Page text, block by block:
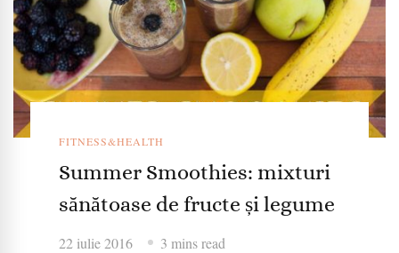
FITNESS&HEALTH
Summer Smoothies: mixturi
sănătoase de fructe și legume
22 iulie 2016 3 mins read